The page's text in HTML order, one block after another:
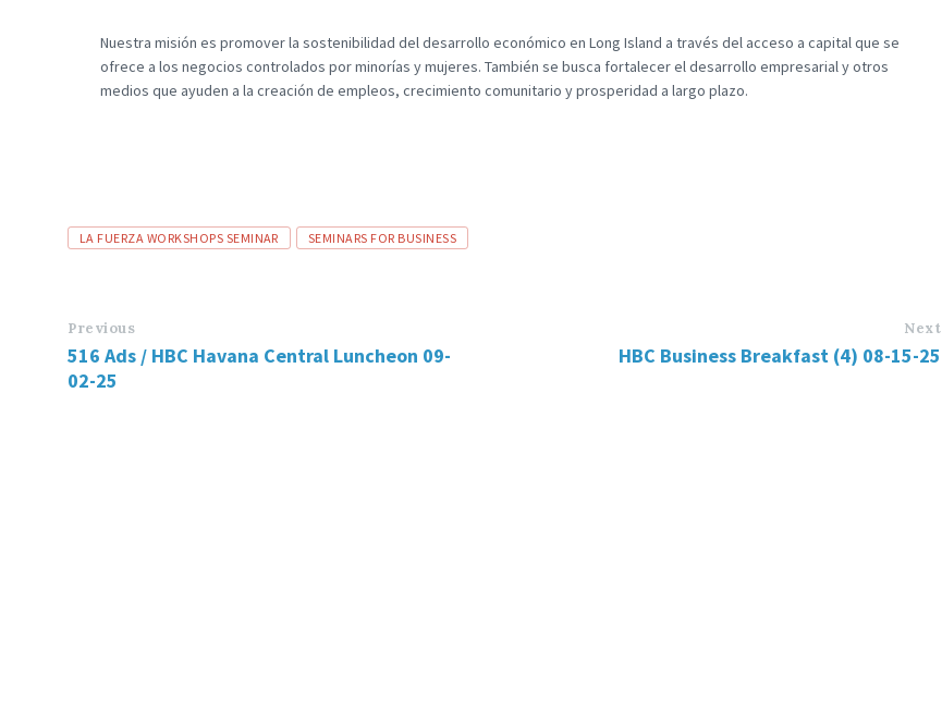
Nuestra misión es promover la sostenibilidad del desarrollo económico en Long Island a través del acceso a capital que se
ofrece a los negocios controlados por minorías y mujeres. También se busca fortalecer el desarrollo empresarial y otros
medios que ayuden a la creación de empleos, crecimiento comunitario y prosperidad a largo plazo.
Tags
LA FUERZA WORKSHOPS SEMINAR SEMINARS FOR BUSINESS
Previous
516 Ads / HBC Havana Central Luncheon 09-
02-25
Next
HBC Business Breakfast (4) 08-15-25